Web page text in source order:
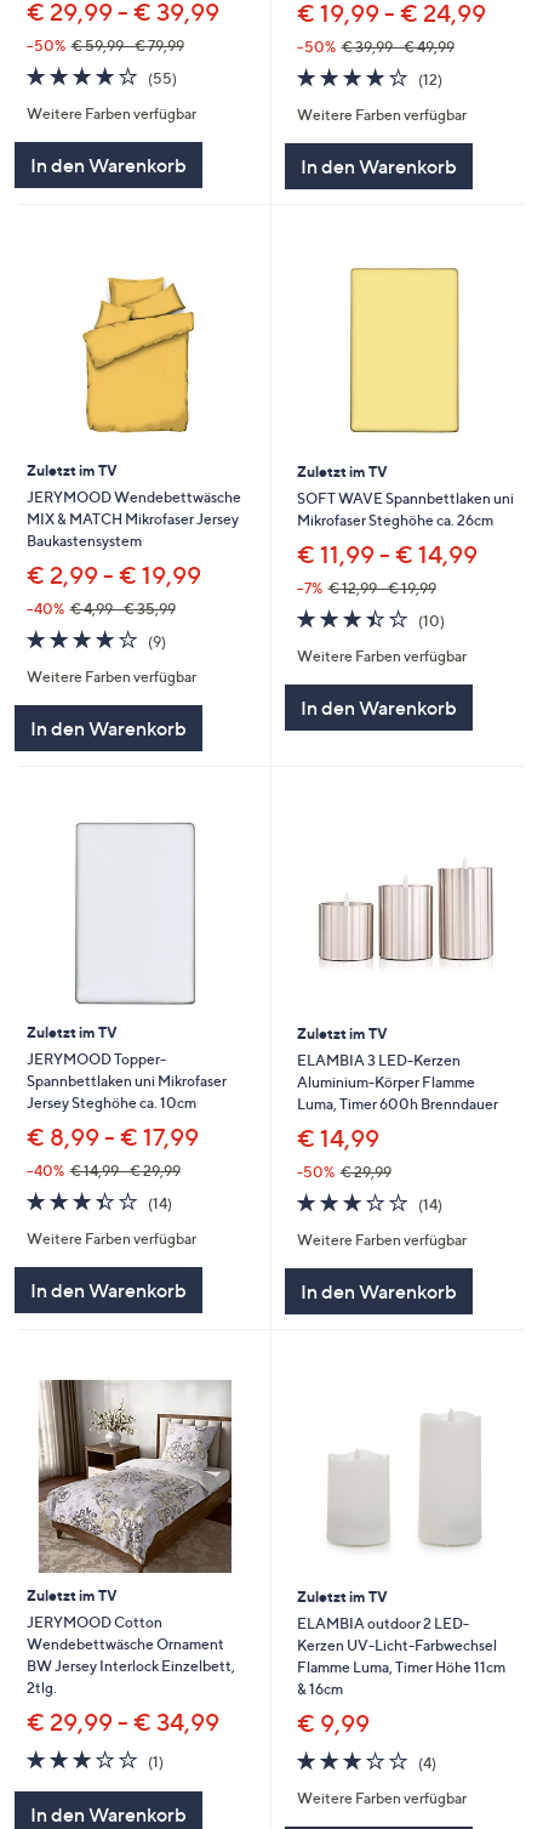
€ 29,99 - € 39,99
--50% € 59,99 - € 79,99
4.1
von
5
(55)55
Weitere Farben verfügbar
In den Warenkorb
€ 19,99 - € 24,99
--50% € 39,99 - € 49,99
4.1
von
5
(12)12
Weitere Farben verfügbar
In den Warenkorb
Zuletzt im TV
JERYMOOD Wendebettwäsche
MIX & MATCH Mikrofaser Jersey
Baukastensystem
€ 2,99 - € 19,99
--40% € 4,99 - € 35,99
4.0
von
5
(9)9
Weitere Farben verfügbar
In den Warenkorb
Zuletzt im TV
SOFT WAVE Spannbettlaken uni
Mikrofaser Steghöhe ca. 26cm
€ 11,99 - € 14,99
--7% € 12,99 - € 19,99
3.4
von
5
(10)10
Weitere Farben verfügbar
In den Warenkorb
Zuletzt im TV
JERYMOOD Topper-
Spannbettlaken uni Mikrofaser
Jersey Steghöhe ca. 10cm
€ 8,99 - € 17,99
--40% € 14,99 - € 29,99
3.4
von
5
(14)14
Weitere Farben verfügbar
In den Warenkorb
Zuletzt im TV
ELAMBIA 3 LED-Kerzen
Aluminium-Körper Flamme
Luma, Timer 600h Brenndauer
€ 14,99
-50% € 29,99
3.1
von
5
(14)14
Weitere Farben verfügbar
In den Warenkorb
Zuletzt im TV
JERYMOOD Cotton
Wendebettwäsche Ornament
BW Jersey Interlock Einzelbett,
2tlg.
€ 29,99 - € 34,99
3.0
von
(1)1
In den Warenkorb
Zuletzt im TV
ELAMBIA outdoor 2 LED-
Kerzen UV-Licht-Farbwechsel
Flamme Luma, Timer Höhe 11cm
& 16cm
€ 9,99
2.8
von
5
(4)4
Weitere Farben verfügbar